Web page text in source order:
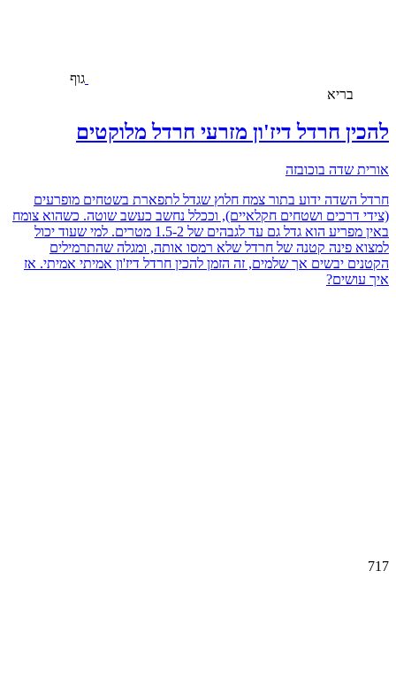
גוף
בריא
להכין חרדל דיז'ון מזרעי חרדל מלוקטים
אורית שדה בוכובזה
חרדל השדה ידוע בתור צמח חלוץ שגדל לתפארת בשטחים מופרעים
(צידי דרכים ושטחים חקלאיים), וככלל נחשב כעשב שוטה. כשהוא צומח
באין מפריע הוא גדל גם עד לגבהים של 1.5-2 מטרים. למי שעוד יכול
למצוא פינה קטנה של חרדל שלא רמסו אותה, ומגלה שהתרמילים
הקטנים יבשים אך שלמים, זה הזמן להכין חרדל דיז'ון אמיתי אמיתי. אז
איך עושים?
717